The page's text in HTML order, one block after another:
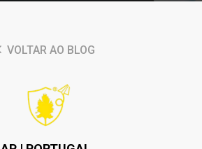
VOLTAR AO BLOG